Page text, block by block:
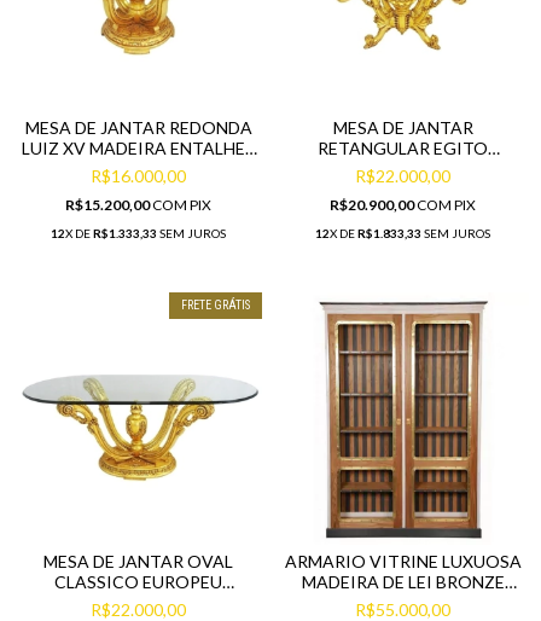
MESA DE JANTAR REDONDA
LUIZ XV MADEIRA ENTALHES
FINO DESIGN
R$16.000,00
R$15.200,00COM PIX
12X DER$1.333,33 SEM JUROS
MESA DE JANTAR
RETANGULAR EGITO
MADEIRA ENTALHES FINO
DESIGN
R$22.000,00
R$20.900,00COM PIX
12X DER$1.833,33 SEM JUROS
FRETE GRÁTIS
MESA DE JANTAR OVAL
CLASSICO EUROPEU
MADEIRA ENTALHES LUXO
R$22.000,00
ARMARIO VITRINE LUXUOSA
MADEIRA DE LEI BRONZE
FUNDO LISTRAS
R$55.000,00